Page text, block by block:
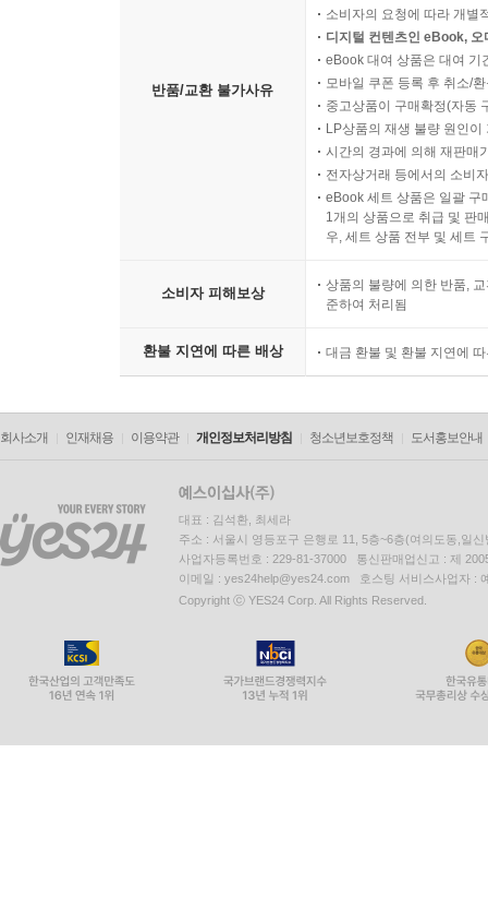
반품/교환 불가사유
소비자의 요청에 따라 개별
디지털 컨텐츠인 eBook,
eBook 대여 상품은 대여 기
모바일 쿠폰 등록 후 취소/
중고상품이 구매확정(자동
LP상품의 재생 불량 원인
시간의 경과에 의해 재판매
전자상거래 등에서의 소비
eBook 세트 상품은 일괄 구
1개의 상품으로 취급 및 판
우, 세트 상품 전부 및 세트
소비자 피해보상
상품의 불량에 의한 반품,
준하여 처리됨
환불 지연에 따른 배상 대금 환불 및 환불 지연에
회사소개 인재채용 이용약관 개인정보처리방침 청소년보호정책 도서홍보안내
대표 : 김석환, 최세라
주소 : 서울시 영등포구 은행로 11, 5층~6층(여의도동,일신
사업자등록번호 : 229-81-37000 통신판매업신고 : 제
이메일 : yes24help@yes24.com 호스팅 서비스사업자 :
Copyright ⓒ YES24 Corp. All Rights Reserved.